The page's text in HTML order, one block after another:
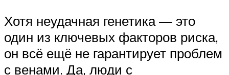
Хотя неудачная генетика — это
один из ключевых факторов риска,
он всё ещё не гарантирует проблем
с венами. Да, люди с